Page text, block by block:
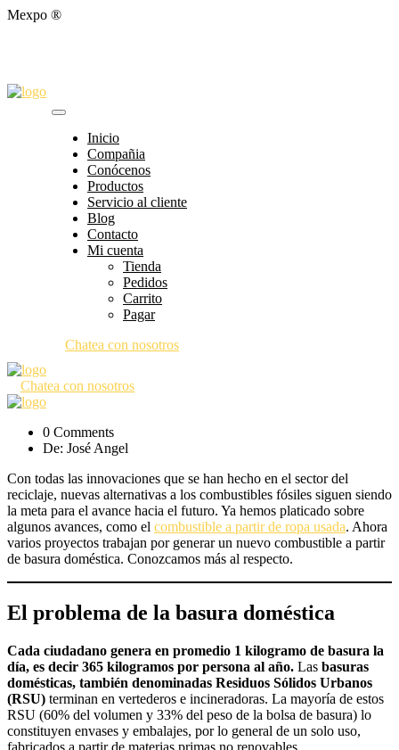
Mexpo ®
Inicio
Compañia
Conócenos
Productos
Servicio al cliente
Blog
Contacto
Mi cuenta
Tienda
Pedidos
Carrito
Pagar
Chatea con nosotros
Chatea con nosotros
0 Comments
De: José Angel
Con todas las innovaciones que se han hecho en el sector del
reciclaje, nuevas alternativas a los combustibles fósiles siguen siendo
la meta para el avance hacia el futuro. Ya hemos platicado sobre
algunos avances, como el combustible a partir de ropa usada. Ahora
varios proyectos trabajan por generar un nuevo combustible a partir
de basura doméstica. Conozcamos más al respecto.
El problema de la basura doméstica
Cada ciudadano genera en promedio 1 kilogramo de basura la
día, es decir 365 kilogramos por persona al año. Las basuras
domésticas, también denominadas Residuos Sólidos Urbanos
(RSU) terminan en vertederos e incineradoras. La mayoría de estos
RSU (60% del volumen y 33% del peso de la bolsa de basura) lo
constituyen envases y embalajes, por lo general de un solo uso,
fabricados a partir de materias primas no renovables.